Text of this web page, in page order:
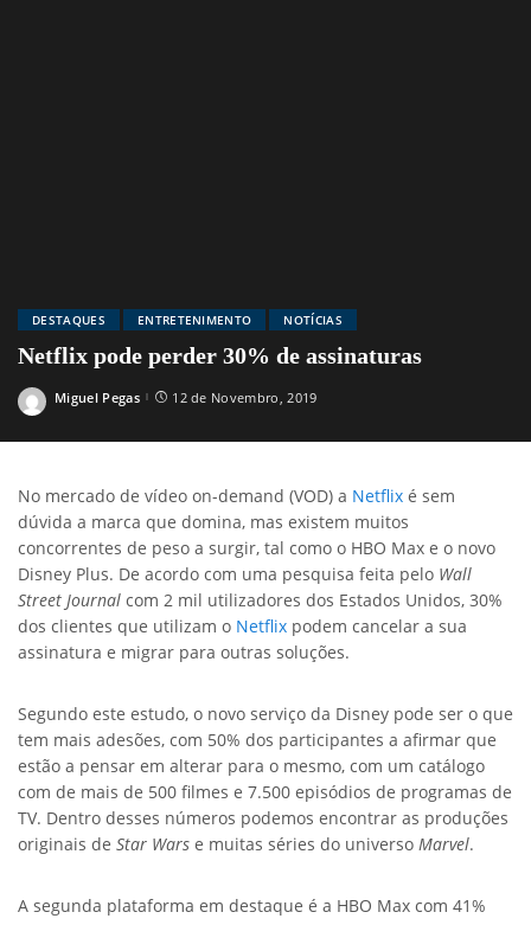
DESTAQUES ENTRETENIMENTO NOTÍCIAS
Netflix pode perder 30% de assinaturas
Posted
Miguel Pegas 12 de Novembro, 2019
No mercado de vídeo on-demand (VOD) a Netflix é sem
dúvida a marca que domina, mas existem muitos
concorrentes de peso a surgir, tal como o HBO Max e o novo
Disney Plus. De acordo com uma pesquisa feita pelo Wall
Street Journal com 2 mil utilizadores dos Estados Unidos, 30%
dos clientes que utilizam o Netflix podem cancelar a sua
assinatura e migrar para outras soluções.
Segundo este estudo, o novo serviço da Disney pode ser o que
tem mais adesões, com 50% dos participantes a afirmar que
estão a pensar em alterar para o mesmo, com um catálogo
com de mais de 500 filmes e 7.500 episódios de programas de
TV. Dentro desses números podemos encontrar as produções
originais de Star Wars e muitas séries do universo Marvel.
A segunda plataforma em destaque é a HBO Max com 41%